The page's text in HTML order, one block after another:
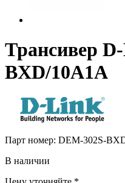
Трансивер
BXD/10A1A
Парт номер: DEM-302S-
В наличии